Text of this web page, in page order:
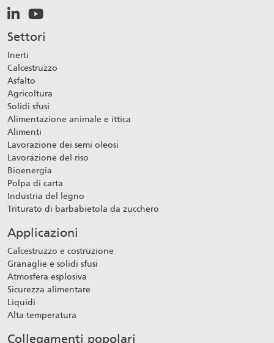
Settori
Inerti
Calcestruzzo
Asfalto
Agricoltura
Solidi sfusi
Alimentazione animale e ittica
Alimenti
Lavorazione dei semi oleosi
Lavorazione del riso
Bioenergia
Polpa di carta
Industria del legno
Triturato di barbabietola da zucchero
Applicazioni
Calcestruzzo e costruzione
Granaglie e solidi sfusi
Atmosfera esplosiva
Sicurezza alimentare
Liquidi
Alta temperatura
Collegamenti popolari